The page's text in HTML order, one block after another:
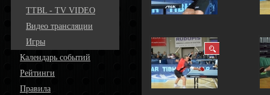
TTBL - TV VIDEO
Видео трансляции
Игры
Календарь событий
Рейтинги
Правила